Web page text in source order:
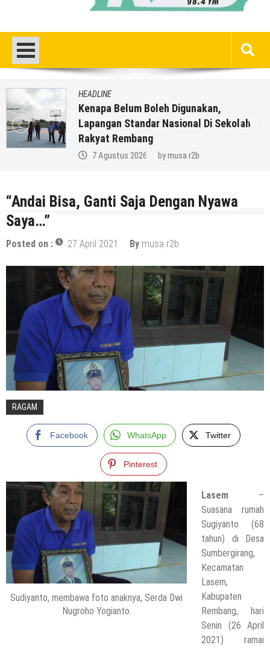
Belum Boleh Digunakan,
Standar Nasional Di Sekolah
musa r2b
“Andai Bisa, Ganti Saja Dengan Nyawa
Saya…”
Posted on : 27 April 2021 By musa r2b
RAGAM
Facebook WhatsApp Twitter
Pinterest
Sudiyanto, membawa foto anaknya, Serda Dwi
Nugroho Yogianto.
Lasem –
Suasana rumah
Sugiyanto (68
tahun) di Desa
Sumbergirang,
Kecamatan
Lasem,
Kabupaten
Rembang, hari
Senin (26 April
2021) ramai